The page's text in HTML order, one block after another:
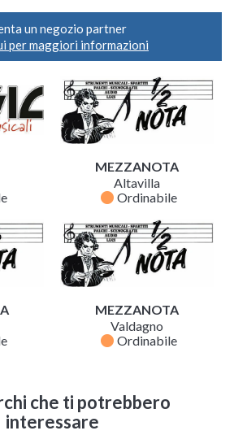
un negozio partner
per maggiori informazioni
MEZZANOTA
Altavilla
fiber_manual_record Ordinabile
MEZZANOTA
Valdagno
fiber_manual_record Ordinabile
che ti potrebbero
interessare